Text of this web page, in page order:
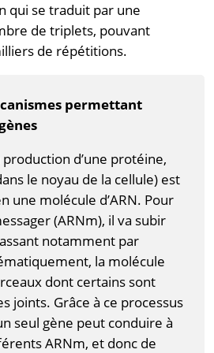
qui se traduit par une
de triplets, pouvant
de répétitions.
permettant
d’une protéine,
le noyau de la cellule) est
une molécule d’ARN. Pour
(ARNm), il va subir
notamment par
la molécule
dont certains sont
joints. Grâce à ce processus
seul gène peut conduire à
ARNm, et donc de